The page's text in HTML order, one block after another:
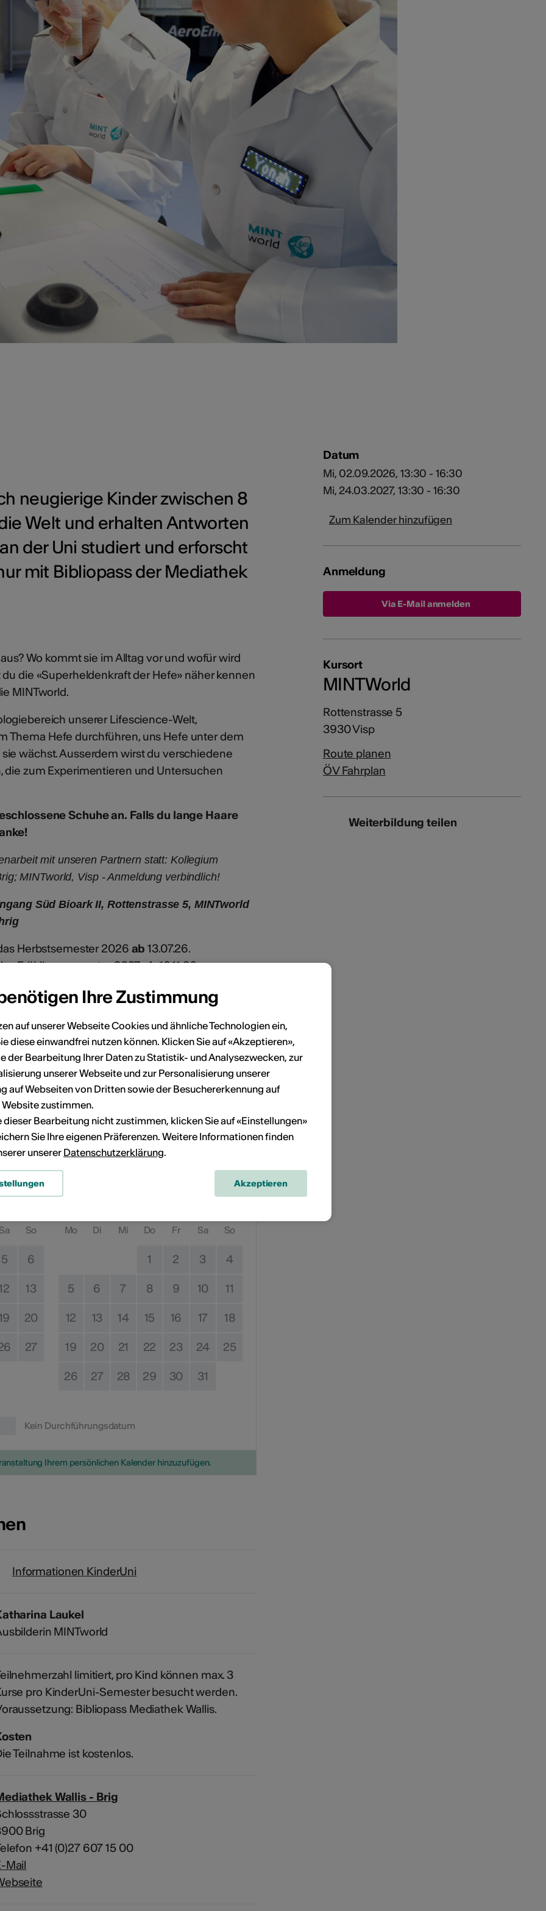
neugierige Kinder zwischen 8
Welt und erhalten Antworten
der Uni studiert und erforscht
mit Bibliopass der Mediathek
Wo kommt sie im Alltag vor und wofür wird
die «Superheldenkraft der Hefe» näher kennen
MINTworld.
unserer Lifescience-Welt,
Thema Hefe durchführen, uns Hefe unter dem
wächst. Ausserdem wirst du verschiedene
die zum Experimentieren und Untersuchen
Schuhe an. Falls du lange Haare
mit unseren Partnern statt: Kollegium
MINTworld, Visp - Anmeldung verbindlich!
Süd Bioark II, Rottenstrasse 5, MINTworld
Herbstsemester 2026 ab13.07.26.
Frühlingssemester 2027ab16.11.26.
des Kindes und Bibliopassnummer an:
ist limitiert; pro Kind können max.
besucht werden.
Wallis vorhanden ist, können Sie Ihr Kind
/
Sa So
5 6
13
20
27
Mo Di Mi Do Fr Sa So
1 2 3 4
5 6 7 8 9 10 11
12 13 14 15 16 17 18
19 20 21 22 23 24 25
26 27 28 29 30 31
Kein Durchführungsdatum
Ihrem persönlichen Kalender hinzuzufügen.
Informationen KinderUni
Laukel
MINTworld
limitiert, pro Kind können max. 3
pro KinderUni-Semester besucht werden.
Bibliopass Mediathek Wallis.
Teilnahme ist kostenlos.
Wallis - Brig
30
Brig
+41 (0)27 607 15 00
Mail
Datum
Mi, 02.09.2026, 13:30 - 16:30
Mi, 24.03.2027, 13:30 - 16:30
Zum Kalender hinzufügen
Anmeldung
Via E-Mail anmelden
Kursort
MINTWorld
Rottenstrasse 5
3930 Visp
Route planen
ÖV Fahrplan
Weiterbildung teilen
Ihre Zustimmung
auf unserer Webseite Cookies und ähnliche Technologien ein,
diese einwandfrei nutzen können. Klicken Sie auf «Akzeptieren»,
der Bearbeitung Ihrer Daten zu Statistik- und Analysezwecken, zur
unserer Webseite und zur Personalisierung unserer
auf Webseiten von Dritten sowie der Besuchererkennung auf
Website zustimmen.
dieser Bearbeitung nicht zustimmen, klicken Sie auf «Einstellungen»
Sie Ihre eigenen Präferenzen. Weitere Informationen finden
unserer Datenschutzerklärung.
Akzeptieren